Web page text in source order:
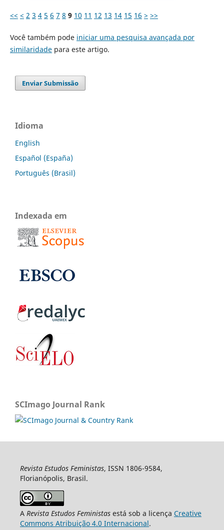
<< < 2 3 4 5 6 7 8 9 10 11 12 13 14 15 16 > >>
Você também pode iniciar uma pesquisa avançada por
similaridadepara este artigo.
Enviar Submissão
Idioma
English
Español (España)
Português (Brasil)
Indexada em
SCImago Journal Rank
Revista Estudos Feministas, ISSN 1806-9584,
Florianópolis, Brasil.
A Revista Estudos Feministasestá sob a licença Creative
Commons Atribuição 4.0 Internacional.